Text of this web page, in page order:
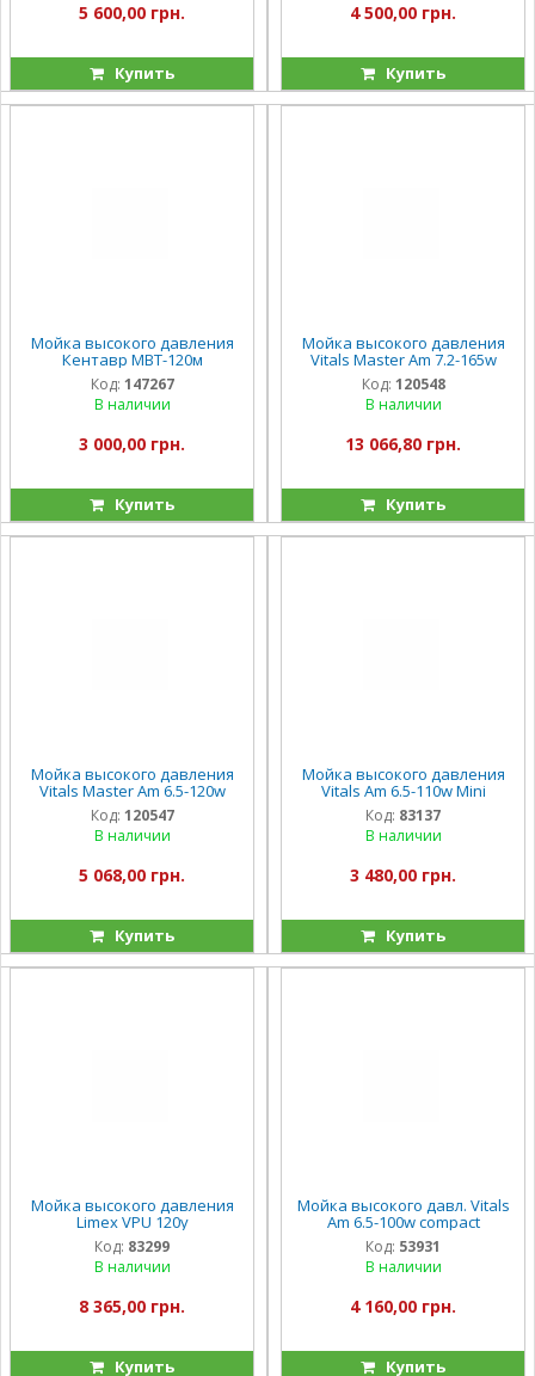
5 600,00 грн.
Купить
4 500,00 грн.
Купить
Мойка высокого давления
Кентавр МВТ-120м
Код: 147267
В наличии
3 000,00 грн.
Купить
Мойка высокого давления
Vitals Master Am 7.2-165w
Код: 120548
В наличии
13 066,80 грн.
Купить
Мойка высокого давления
Vitals Master Am 6.5-120w
Код: 120547
В наличии
5 068,00 грн.
Купить
Мойка высокого давления
Vitals Am 6.5-110w Mini
Код: 83137
В наличии
3 480,00 грн.
Купить
Мойка высокого давления
Limex VPU 120y
Код: 83299
В наличии
8 365,00 грн.
Купить
Мойка высокого давл. Vitals
Am 6.5-100w compact
Код: 53931
В наличии
4 160,00 грн.
Купить